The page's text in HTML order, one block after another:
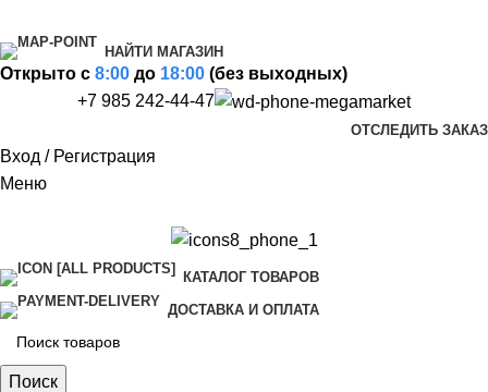
НАЙТИ МАГАЗИН
Открыто c 8:00 до 18:00 (без выходных)
+7 985 242-44-47
ОТСЛЕДИТЬ ЗАКАЗ
Вход / Регистрация
Меню
КАТАЛОГ ТОВАРОВ
ДОСТАВКА И ОПЛАТА
Поиск